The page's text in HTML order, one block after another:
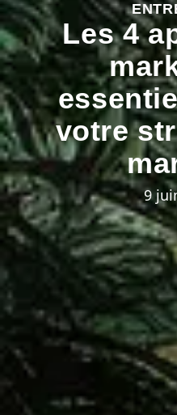
Les 4
votre
9